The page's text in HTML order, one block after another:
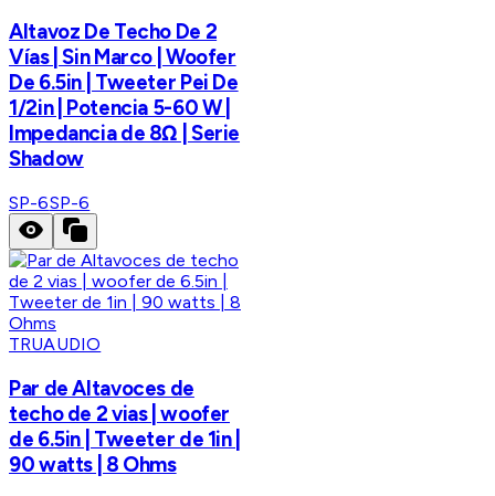
Altavoz De Techo De 2
Vías | Sin Marco | Woofer
De 6.5in | Tweeter Pei De
1/2in | Potencia 5-60 W |
Impedancia de 8Ω | Serie
Shadow
SP-6SP-6
TRUAUDIO
Par de Altavoces de
techo de 2 vias | woofer
de 6.5in | Tweeter de 1in |
90 watts | 8 Ohms